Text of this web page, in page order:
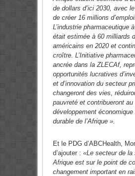
de dollars d’ici 2030, avec
de créer 16 millions
L’industrie pharmaceutique
était estimée à 60 milliards
américains en 2020 et
croître. L’Initiative
ancrée dans la ZLECAf,
opportunités lucratives
et d’innovation du secteur
changeront des vies,
pauvreté et contribueront au
développement
durable de l’Afrique ».
Et le PDG d’ABCHealth,
d’ajouter : «Le secteur de la
Afrique est sur le point de
changement important en